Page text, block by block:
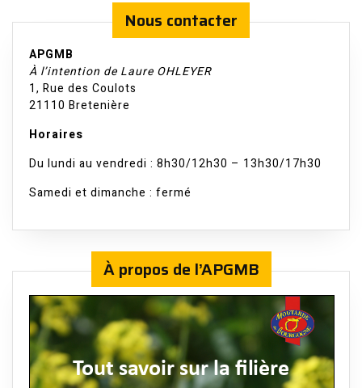
Nous contacter
APGMB
À l’intention de Laure OHLEYER
1, Rue des Coulots
21110 Bretenière
Horaires
Du lundi au vendredi : 8h30/12h30 – 13h30/17h30
Samedi et dimanche : fermé
À propos de l’APGMB